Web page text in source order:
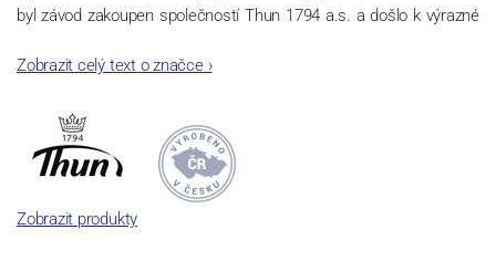
byl závod zakoupen společností Thun 1794 a.s. a došlo k výrazné
společnosti a v jejím areálu jsou umístěny i provoz servis a výroba
a ve své výrobě navazuje na více jak 220-letou tradici výroby
porcelánu. Kapacita tohoto závodu je 3.500 - 4.000 tun ročně,
závod je vybaven moderními technologickými zařízeními -
isostatické lisy, tlakové lití, glazovací komplex, rychlovýpalná pec,
komorová pec, vtavná dekorační pec. Závod nabízí své výrobky jak
Zobrazit celý text o značce›
Zobrazit produkty